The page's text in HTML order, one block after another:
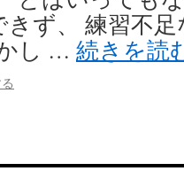
きず、 練習不
し … 続きを読